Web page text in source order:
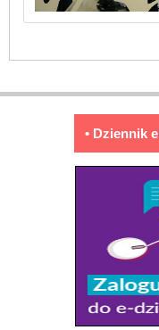
• Dziennik